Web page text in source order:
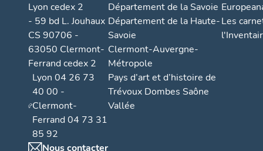
Lyon cedex 2
- 59 bd L. Jouhaux
CS 90706 -
63050 Clermont-
Ferrand cedex 2
Lyon 04 26 73
40 00 -
Clermont-
Ferrand 04 73 31
85 92
Nous contacter
Département de la Savoie
Département de la Haute-
Savoie
Clermont-Auvergne-
Métropole
Pays d’art et d’histoire de
Trévoux Dombes Saône
Vallée
Les